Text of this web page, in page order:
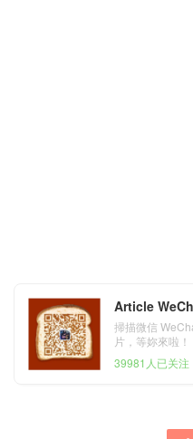
Article
掃描微信
片，等妳來啦！
39981人已关注